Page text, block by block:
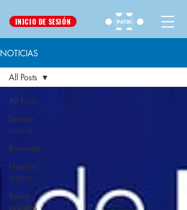
INICIO DE SESIÓN
NOTICIAS
All Posts
Destino
cultura
Bienestar
Nuestra
marca
Redes
sociales
All Posts